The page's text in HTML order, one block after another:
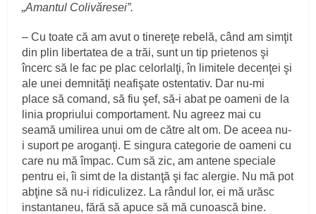
„Amantul Colivăresei”.
– Cu toate că am avut o tinereţe rebelă, când am simţit
din plin libertatea de a trăi, sunt un tip prietenos şi
încerc să le fac pe plac celorlalţi, în limitele decenţei şi
ale unei demnităţi neafişate ostentativ. Dar nu-mi
place să comand, să fiu şef, să-i abat pe oameni de la
linia propriului comportament. Nu agreez mai cu
seamă umilirea unui om de către alt om. De aceea nu-
i suport pe aroganţi. E singura categorie de oameni cu
care nu mă împac. Cum să zic, am antene speciale
pentru ei, îi simt de la distanţă şi fac alergie. Nu mă pot
abţine să nu-i ridiculizez. La rândul lor, ei mă urăsc
instantaneu, fără să apuce să mă cunoască bine.